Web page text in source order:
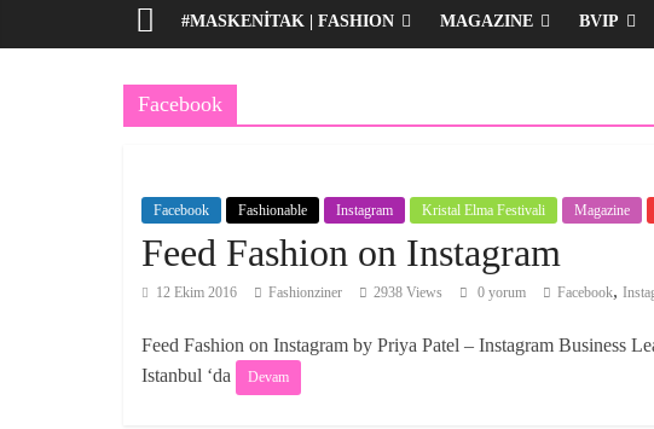
#MASKENITAK | FASHION MAGAZINE BVIP
Facebook
Facebook Fashionable Instagram Kristal Elma Festivali Magazine
Feed Fashion on Instagram
12 Ekim 2016 Fashionziner 2938 Views 0 yorum Facebook,
Feed Fashion on Instagram by Priya Patel – Instagram Business
Istanbul ‘da
Devam